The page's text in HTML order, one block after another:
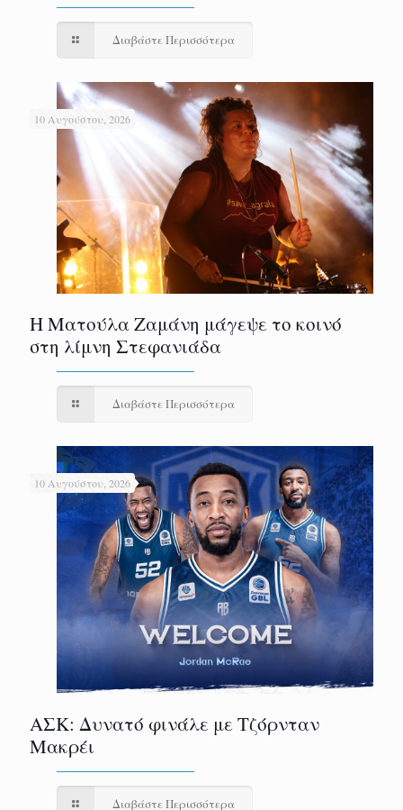
Διαβάστε Περισσότερα
10 Αυγούστου, 2026
Η Ματούλα Ζαμάνη μάγεψε το κοινό
στη λίμνη Στεφανιάδα
Διαβάστε Περισσότερα
10 Αυγούστου, 2026
ΑΣΚ: Δυνατό φινάλε με Τζόρνταν
Μακρέι
Διαβάστε Περισσότερα